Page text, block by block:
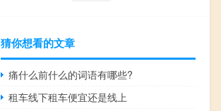
猜你想看的文章
痛什么前什么的词语有哪些?
租车线下租车便宜还是线上